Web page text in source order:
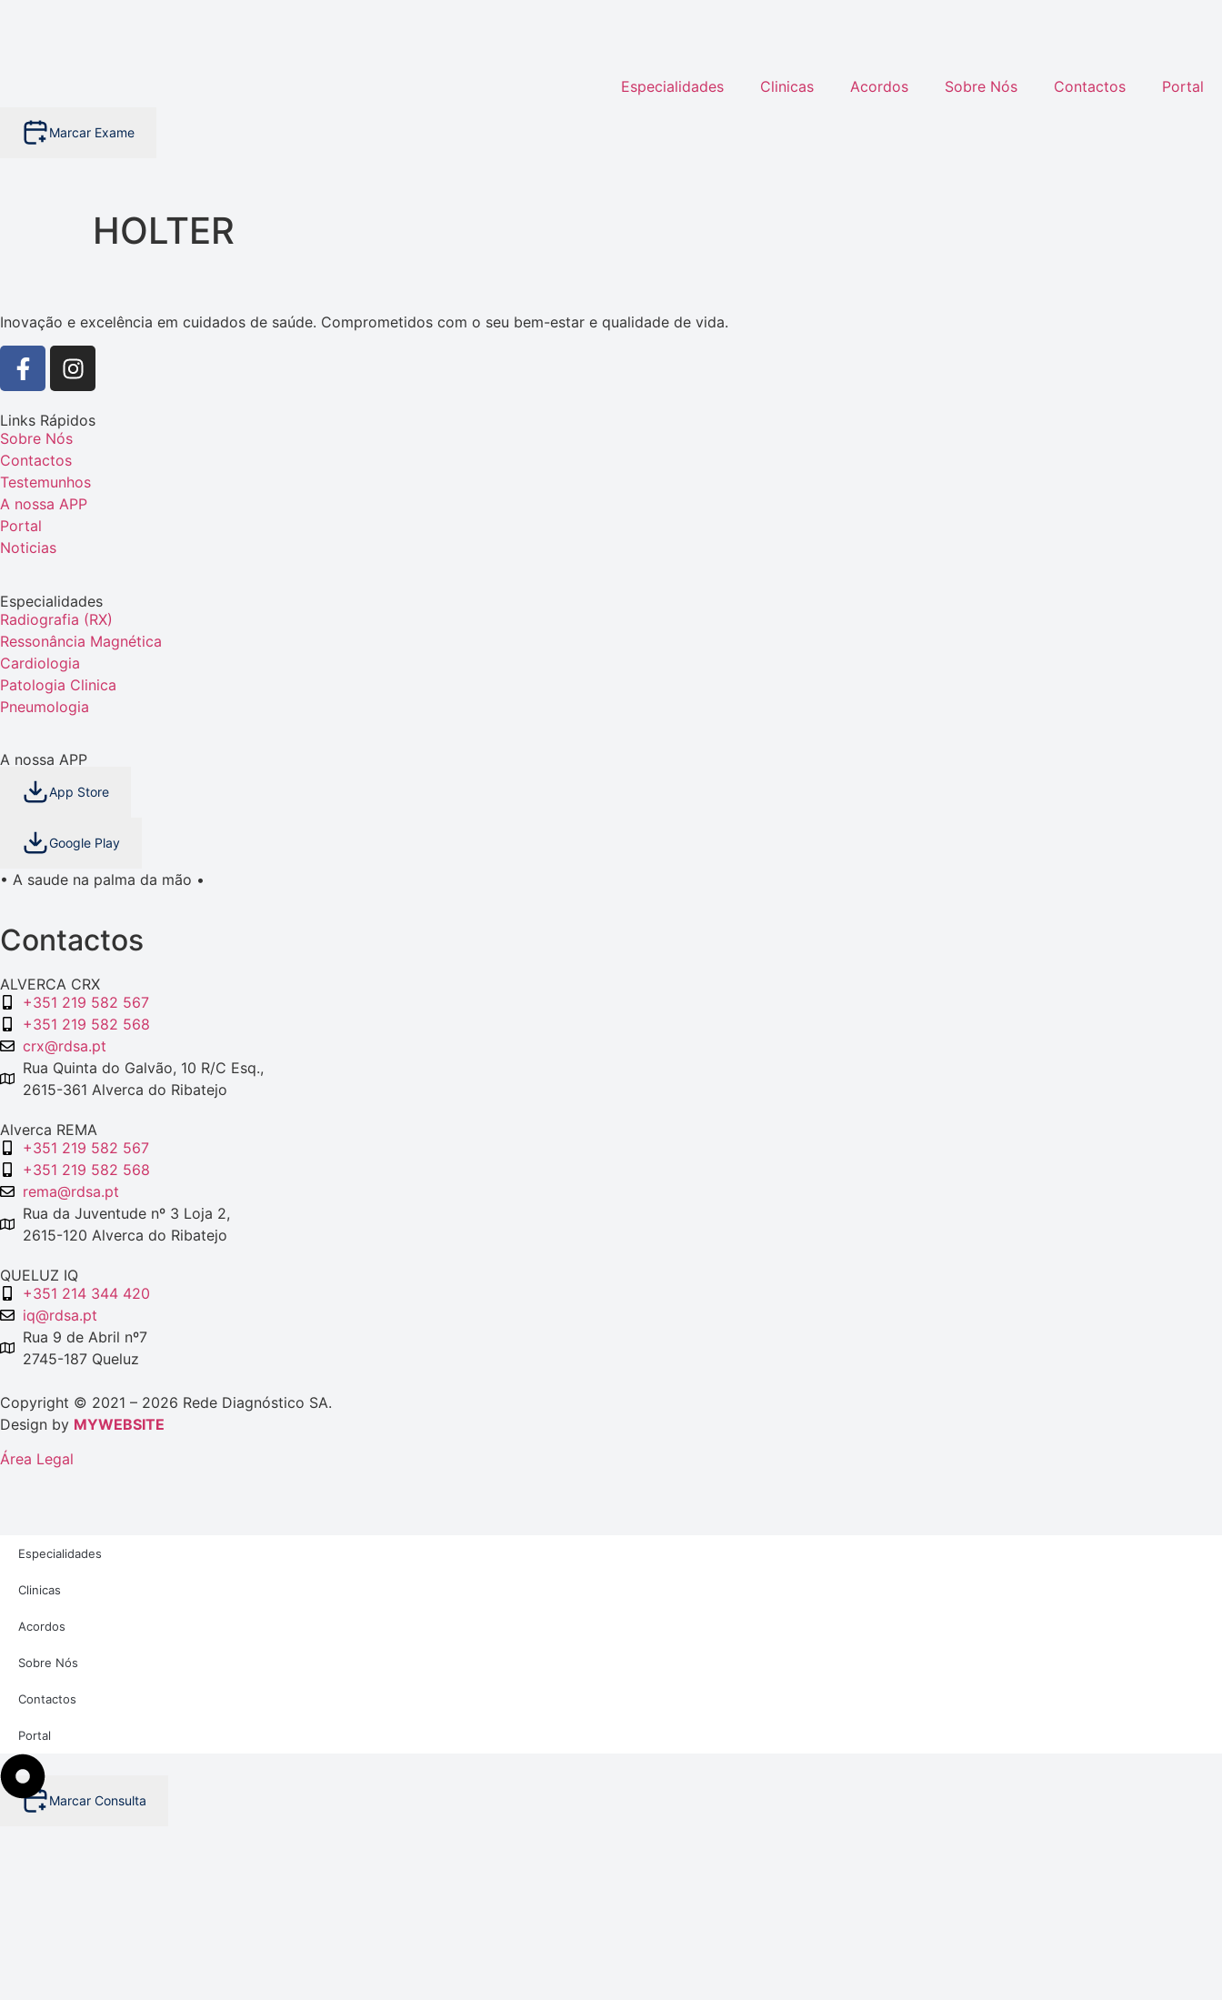
Especialidades Clinicas Acordos Sobre Nós Contactos Portal
Marcar Exame
HOLTER
Inovação e excelência em cuidados de saúde. Comprometidos com o seu bem-estar e qualidade de vida.
Links Rápidos
Sobre Nós
Contactos
Testemunhos
A nossa APP
Portal
Noticias
Especialidades
Radiografia (RX)
Ressonância Magnética
Cardiologia
Patologia Clinica
Pneumologia
A nossa APP
App Store
Google Play
• A saude na palma da mão •
Contactos
ALVERCA CRX
+351 219 582 567
+351 219 582 568
crx@rdsa.pt
Rua Quinta do Galvão, 10 R/C Esq.,
2615-361 Alverca do Ribatejo
Alverca REMA
+351 219 582 567
+351 219 582 568
rema@rdsa.pt
Rua da Juventude nº 3 Loja 2,
2615-120 Alverca do Ribatejo
QUELUZ IQ
+351 214 344 420
iq@rdsa.pt
Rua 9 de Abril nº7
2745-187 Queluz
Copyright © 2021 – 2026 Rede Diagnóstico SA.
Design by MYWEBSITE
Área Legal
Especialidades
Clinicas
Acordos
Sobre Nós
Contactos
Portal
Marcar Consulta